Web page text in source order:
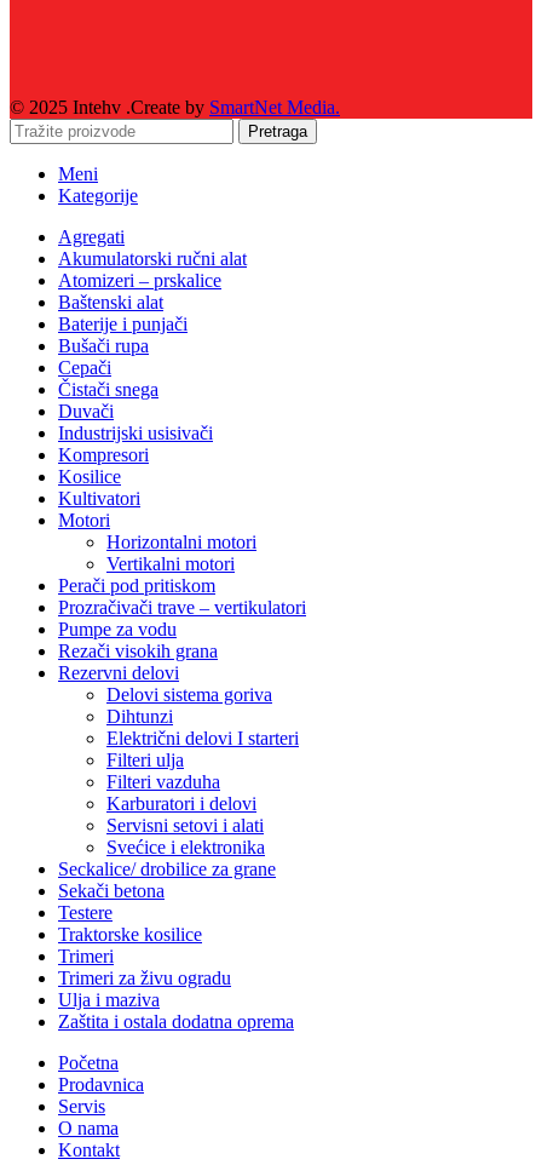
© 2025 Intehv .Create by SmartNet Media.
Pretraga
Meni
Kategorije
Agregati
Akumulatorski ručni alat
Atomizeri – prskalice
Baštenski alat
Baterije i punjači
Bušači rupa
Cepači
Čistači snega
Duvači
Industrijski usisivači
Kompresori
Kosilice
Kultivatori
Motori
Horizontalni motori
Vertikalni motori
Perači pod pritiskom
Prozračivači trave – vertikulatori
Pumpe za vodu
Rezači visokih grana
Rezervni delovi
Delovi sistema goriva
Dihtunzi
Električni delovi I starteri
Filteri ulja
Filteri vazduha
Karburatori i delovi
Servisni setovi i alati
Svećice i elektronika
Seckalice/ drobilice za grane
Sekači betona
Testere
Traktorske kosilice
Trimeri
Trimeri za živu ogradu
Ulja i maziva
Zaštita i ostala dodatna oprema
Početna
Prodavnica
Servis
O nama
Kontakt